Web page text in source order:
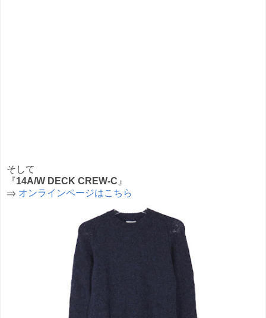
そして
『14A/W DECK CREW-C 』
⇒ オンラインページはこちら